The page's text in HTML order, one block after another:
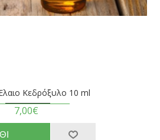
Κεδρόξυλο 10 ml
7,00€